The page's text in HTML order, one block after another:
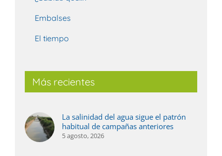
Embalses
El tiempo
Más recientes
La salinidad del agua sigue el patrón
habitual de campañas anteriores
5 agosto, 2026